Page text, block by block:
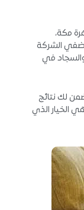
مكة،
الشركة
في
لك نتائج
الخيار الذي